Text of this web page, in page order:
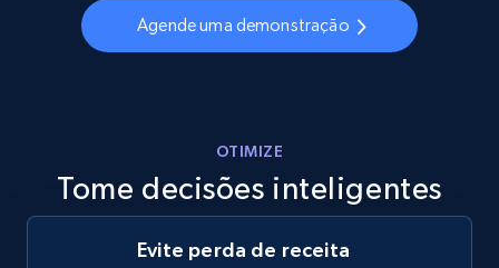
URL, Final price, Sku, Currency, Gtin,
Specifications, Image urls, Top reviews, and
using sku numbers
Agende uma demonstração
OTIMIZE
Tome decisões inteligentes
Evite perda de receita